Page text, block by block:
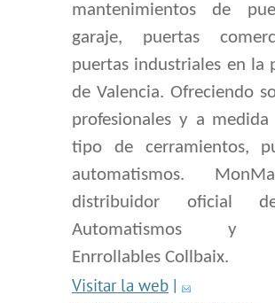
mantenimientos de
garaje, puertas
puertas industriales en la
de Valencia. Ofreciendo
profesionales y a
tipo de cerramientos,
automatismos.
distribuidor oficial
Automatismos y
Enrrollables Collbaix.
Visitar la web |